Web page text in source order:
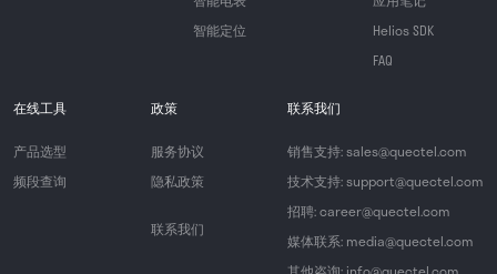
智能定位
Helios SDK
FAQ
在线工具
产品选型
频段查询
政策
服务协议
隐私政策
联系我们
联系我们
销售支持: sales@quectel.com
技术支持: support@quectel.com
招聘: career@quectel.com
媒体联系: media@quectel.com